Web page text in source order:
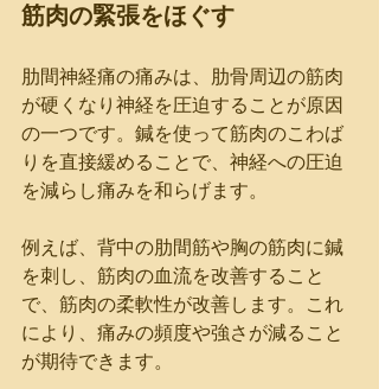
筋肉の緊張をほぐす
肋間神経痛の痛みは、肋骨周辺の筋肉
が硬くなり神経を圧迫することが原因
の一つです。鍼を使って筋肉のこわば
りを直接緩めることで、神経への圧迫
を減らし痛みを和らげます。
例えば、背中の肋間筋や胸の筋肉に鍼
を刺し、筋肉の血流を改善すること
で、筋肉の柔軟性が改善します。これ
により、痛みの頻度や強さが減ること
が期待できます。